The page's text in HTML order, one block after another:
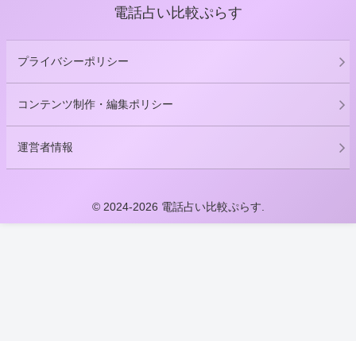
電話占い比較ぷらす
プライバシーポリシー
コンテンツ制作・編集ポリシー
運営者情報
© 2024-2026 電話占い比較ぷらす.